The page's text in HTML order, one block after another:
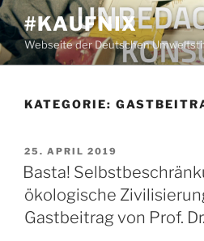
Zum
Inhalt
springen
#KAUFNIX
Webseite der Deutschen
KATEGORIE:
VERÖFFENTLICHT
AM
25. APRIL 2019
Basta!
ökologische
Gastbeitrag von Prof.